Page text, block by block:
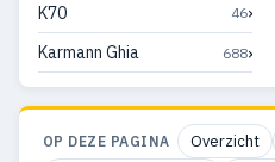
K70 46›
Karmann Ghia 688›
OP DEZE PAGINA Overzicht